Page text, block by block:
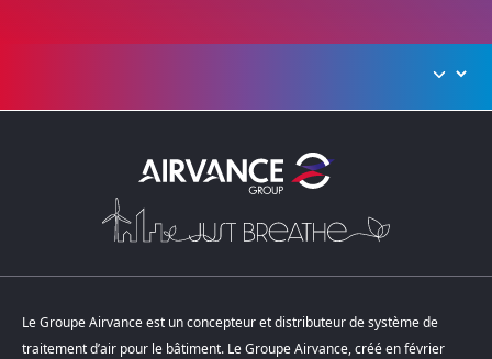
Le Groupe Airvance est un concepteur et distributeur de système de
traitement d’air pour le bâtiment. Le Groupe Airvance, créé en février